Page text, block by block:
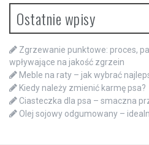
Ostatnie wpisy
Zgrzewanie punktowe: proces,
wpływające na jakość zgrzein
Meble na raty – jak wybrać
Kiedy należy zmienić karmę psa?
Ciasteczka dla psa – smaczna
Olej sojowy odgumowany –